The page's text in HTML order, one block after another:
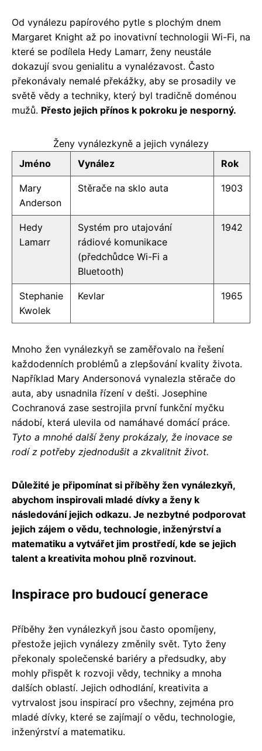
Od vynálezu papírového pytle s plochým dnem
Margaret Knight až po inovativní technologii Wi-Fi, na
které se podílela Hedy Lamarr, ženy neustále
dokazují svou genialitu a vynalézavost. Často
překonávaly nemalé překážky, aby se prosadily ve
světě vědy a techniky, který byl tradičně doménou
mužů. Přesto jejich přínos k pokroku je nesporný.
Ženy vynálezkyně a jejich vynálezy
Jméno
Vynález Rok
Mary
Anderson
Stěrače na sklo auta 1903
Hedy
Lamarr
Systém pro utajování
rádiové komunikace
(předchůdce Wi-Fi a
Bluetooth)
1942
Stephanie
Kwolek
Kevlar 1965
Mnoho žen vynálezkyň se zaměřovalo na řešení
každodenních problémů a zlepšování kvality života.
Například Mary Andersonová vynalezla stěrače do
auta, aby usnadnila řízení v dešti. Josephine
Cochranová zase sestrojila první funkční myčku
nádobí, která ulevila od namáhavé domácí práce.
Tyto a mnohé další ženy prokázaly, že inovace se
rodí z potřeby zjednodušit a zkvalitnit život.
Důležité je připomínat si příběhy žen vynálezkyň,
abychom inspirovali mladé dívky a ženy k
následování jejich odkazu. Je nezbytné podporovat
jejich zájem o vědu, technologie, inženýrství a
matematiku a vytvářet jim prostředí, kde se jejich
talent a kreativita mohou plně rozvinout.
Inspirace pro budoucí generace
Příběhy žen vynálezkyň jsou často opomíjeny,
přestože jejich vynálezy změnily svět. Tyto ženy
překonaly společenské bariéry a předsudky, aby
mohly přispět k rozvoji vědy, techniky a mnoha
dalších oblastí. Jejich odhodlání, kreativita a
vytrvalost jsou inspirací pro všechny, zejména pro
mladé dívky, které se zajímají o vědu, technologie,
inženýrství a matematiku.